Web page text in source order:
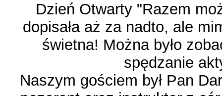
Dzień Otwarty "Razem
dopisała aż za nadto, ale
świetna! Można było
spędzanie
Naszym gościem był Pan